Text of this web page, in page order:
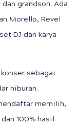
grandson. Ada
Morello, Revel
DJ dan karya
sebagai
hiburan.
memilih,
100% hasil